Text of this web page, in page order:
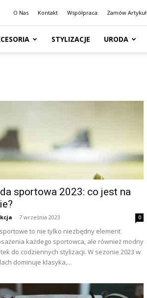
O Nas Kontakt Współpraca Zamów Artykuł
STYLIZACJE URODA
sportowa 2023: co jest na
- 7 września 2023 0
to nie tylko niezbędny element
każdego sportowca, ale również modny
do codziennych stylizacji. W sezonie 2023 w
dominuje klasyka,...